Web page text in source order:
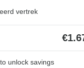
vertrek
to unlock savings